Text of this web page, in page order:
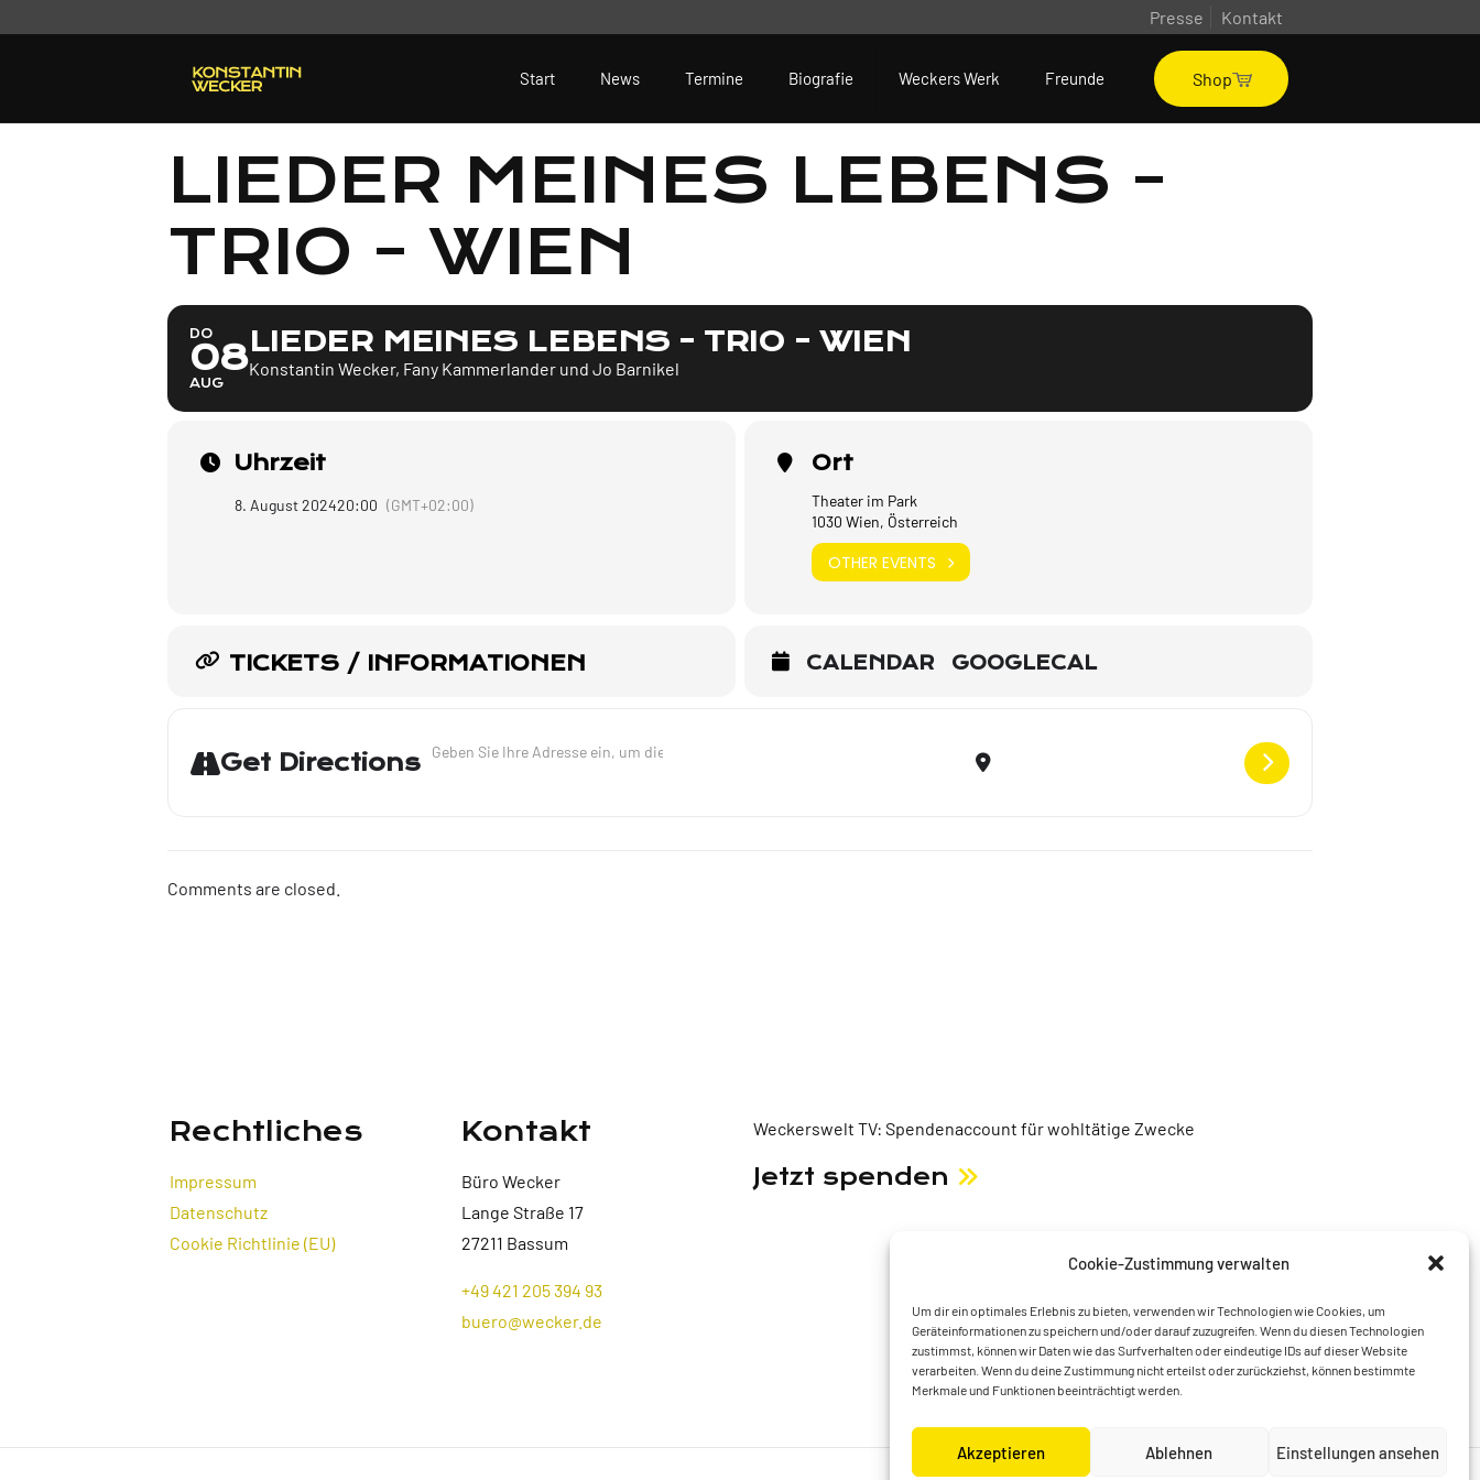
Cookie-Zustimmung verwalten
Um dir ein optimales Erlebnis zu bieten, verwenden wir Technologien wie Cookies, um
Geräteinformationen zu speichern und/oder darauf zuzugreifen. Wenn du diesen Technologien
zustimmst, können wir Daten wie das Surfverhalten oder eindeutige IDs auf dieser Website
verarbeiten. Wenn du deine Zustimmung nicht erteilst oder zurückziehst, können bestimmte
Merkmale und Funktionen beeinträchtigt werden.
Akzeptieren Ablehnen Einstellungen ansehen
Presse Kontakt
Start News Termine Biografie Weckers Werk Freunde Shop
LIEDER MEINES LEBENS -
TRIO - WIEN
DO
08
AUG
LIEDER MEINES LEBENS - TRIO - WIEN
Konstantin Wecker, Fany Kammerlander und Jo Barnikel
Uhrzeit
8. August 202420:00 (GMT+02:00)
Ort
Theater im Park
1030 Wien, Österreich
OTHER EVENTS
TICKETS / INFORMATIONEN CALENDAR GOOGLECAL
Get Directions
Address - Lieder meines Lebens - Trio - Wien [7b2WGyLaA] Destination Address - Lieder meines Lebens - Trio - Wien [1JlZyWw8r]
Comments are closed.
Rechtliches
Impressum
Datenschutz
Cookie Richtlinie (EU)
Kontakt
Büro Wecker
Lange Straße 17
27211 Bassum
+49 421 205 394 93
buero@wecker.de
Weckerswelt TV: Spendenaccount für wohltätige Zwecke
Jetzt spenden